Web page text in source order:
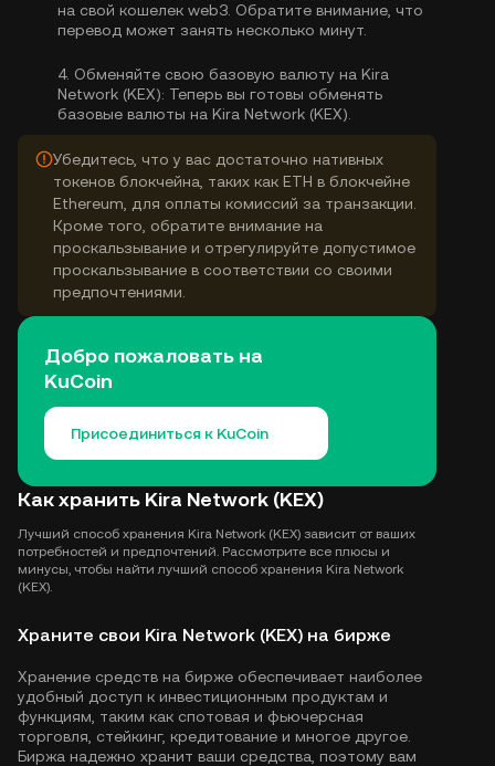
на свой кошелек web3. Обратите внимание, что
перевод может занять несколько минут.
4. Обменяйте свою базовую валюту на Kira
Network (KEX): Теперь вы готовы обменять
базовые валюты на Kira Network (KEX).
Убедитесь, что у вас достаточно нативных
токенов блокчейна, таких как ETH в блокчейне
Ethereum, для оплаты комиссий за транзакции.
Кроме того, обратите внимание на
проскальзывание и отрегулируйте допустимое
проскальзывание в соответствии со своими
предпочтениями.
Добро пожаловать на
KuCoin
Присоединиться к KuCoin
Как хранить Kira Network (KEX)
Лучший способ хранения Kira Network (KEX) зависит от ваших
потребностей и предпочтений. Рассмотрите все плюсы и
минусы, чтобы найти лучший способ хранения Kira Network
(KEX).
Храните свои Kira Network (KEX) на бирже
Хранение средств на бирже обеспечивает наиболее
удобный доступ к инвестиционным продуктам и
функциям, таким как спотовая и фьючерсная
торговля, стейкинг, кредитование и многое другое.
Биржа надежно хранит ваши средства, поэтому вам